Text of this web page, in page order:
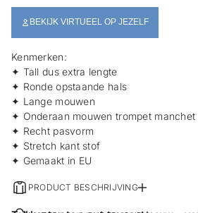
BEKIJK VIRTUEEL OP JEZELF
Kenmerken:
✦ Tall dus extra lengte
✦ Ronde opstaande hals
✦ Lange mouwen
✦ Onderaan mouwen trompet manchet
✦ Recht pasvorm
✦ Stretch kant stof
✦ Gemaakt in EU
PRODUCT BESCHRIJVING